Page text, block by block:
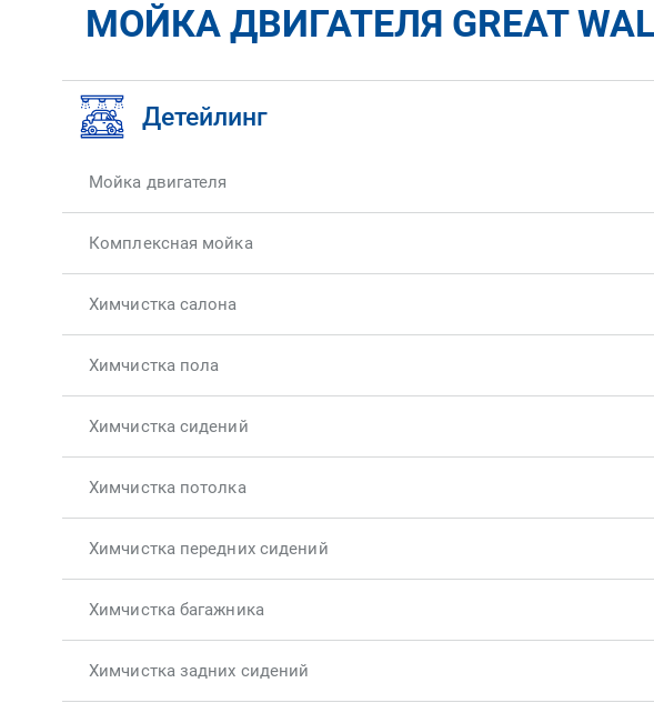
МОЙКА ДВИГАТЕЛЯ GREAT
Детейлинг
Мойка двигателя
Комплексная мойка
Химчистка салона
Химчистка пола
Химчистка сидений
Химчистка потолка
Химчистка передних сидений
Химчистка багажника
Химчистка задних сидений